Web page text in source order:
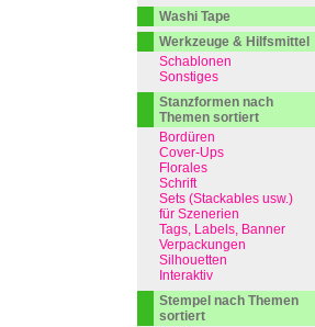
Washi Tape
Werkzeuge & Hilfsmittel
Schablonen
Sonstiges
Stanzformen nach
Themen sortiert
Bordüren
Cover-Ups
Florales
Schrift
Sets (Stackables usw.)
für Szenerien
Tags, Labels, Banner
Verpackungen
Silhouetten
Interaktiv
Stempel nach Themen
sortiert